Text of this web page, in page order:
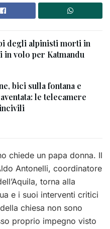
degli alpinisti morti in
in volo per Katmandu
bici sulla fontana e
le telecamere
chiede un papa donna. Il
Antonelli, coordinatore
torna alla
e i suoi interventi critici
chiesa non sono
proprio impegno visto